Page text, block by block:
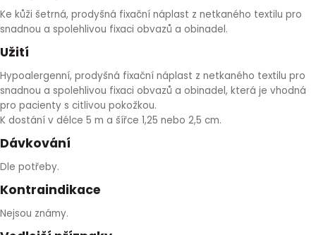
HLÍVA ÚSTŘIČNÁ
ŠÍPEK
DETOXIKAČNÍ OČISTA ORGANISMU
KOENZYM Q10
SPECIÁLNÍ PÉČE O PLEŤ
AROMATERAPIE
PÉČE O POPRSÍ
Ke kůži šetrná, prodyšná fixační náplast z netkaného textilu pro
snadnou a spolehlivou fixaci obvazů a obinadel.
Užití
Hypoalergenní, prodyšná fixační náplast z netkaného textilu pro
snadnou a spolehlivou fixaci obvazů a obinadel, která je vhodná
pro pacienty s citlivou pokožkou.
K dostání v délce 5 m a šířce 1,25 nebo 2,5 cm.
Dávkování
Dle potřeby.
Kontraindikace
Nejsou známy.